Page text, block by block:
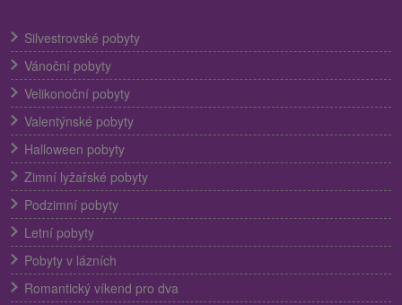
Silvestrovské pobyty
Vánoční pobyty
Velikonoční pobyty
Valentýnské pobyty
Halloween pobyty
Zimní lyžařské pobyty
Podzimní pobyty
Letní pobyty
Pobyty v lázních
Romantický víkend pro dva